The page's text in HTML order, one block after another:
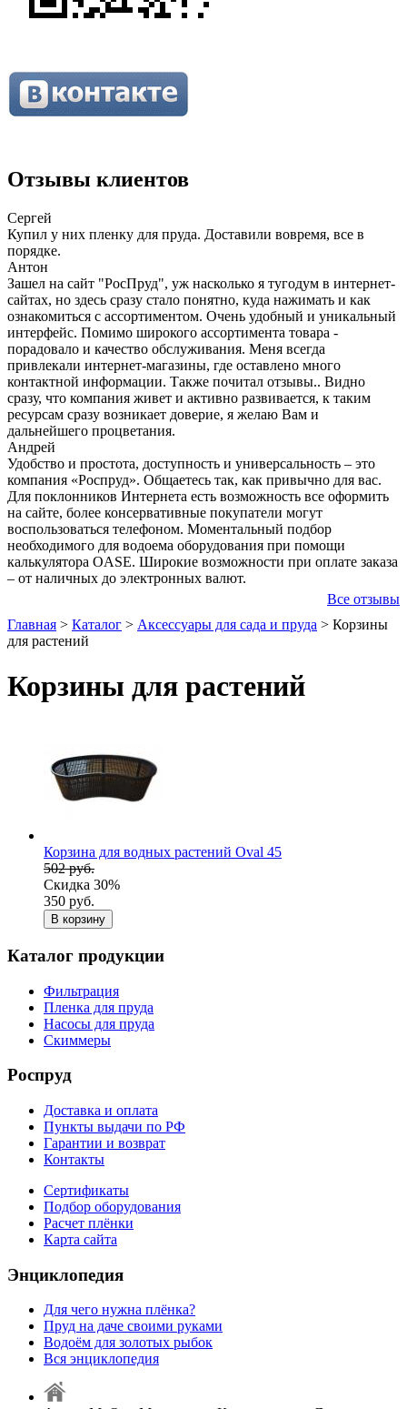
Отзывы клиентов
Сергей
Купил у них пленку для пруда. Доставили вовремя, все в
порядке.
Антон
Зашел на сайт "РосПруд", уж насколько я тугодум в интернет-
сайтах, но здесь сразу стало понятно, куда нажимать и как
ознакомиться с ассортиментом. Очень удобный и уникальный
интерфейс. Помимо широкого ассортимента товара -
порадовало и качество обслуживания. Меня всегда
привлекали интернет-магазины, где оставлено много
контактной информации. Также почитал отзывы.. Видно
сразу, что компания живет и активно развивается, к таким
ресурсам сразу возникает доверие, я желаю Вам и
дальнейшего процветания.
Андрей
Удобство и простота, доступность и универсальность – это
компания «Роспруд». Общаетесь так, как привычно для вас.
Для поклонников Интернета есть возможность все оформить
на сайте, более консервативные покупатели могут
воспользоваться телефоном. Моментальный подбор
необходимого для водоема оборудования при помощи
калькулятора OASE. Широкие возможности при оплате заказа
– от наличных до электронных валют.
Все отзывы
Главная > Каталог > Аксессуары для сада и пруда > Корзины
для растений
Корзины для растений
Корзина для водных растений Oval 45
502 руб.
Скидка 30%
350 руб.
В корзину
Каталог продукции
Фильтрация
Пленка для пруда
Насосы для пруда
Скиммеры
Роспруд
Доставка и оплата
Пункты выдачи по РФ
Гарантии и возврат
Контакты
Сертификаты
Подбор оборудования
Расчет плёнки
Карта сайта
Энциклопедия
Для чего нужна плёнка?
Пруд на даче своими руками
Водоём для золотых рыбок
Вся энциклопедия